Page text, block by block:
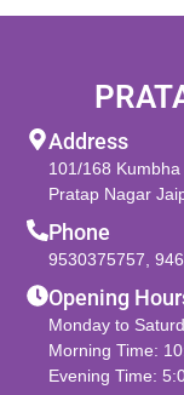
Address
101/168
Pratap Nagar
Phone
9530375757,
Opening
Monday to
Morning Time:
Evening Time: